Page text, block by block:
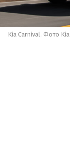
Kia Carnival. Фото Kia